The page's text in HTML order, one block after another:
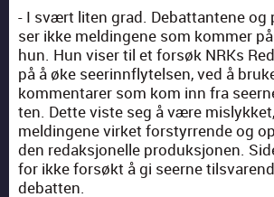
- I svært liten grad. Debat­tan­tene og
ser ikke meldin­gene som kom­mer
hun. Hun vis­er til et forsøk NRKs
på å øke seerin­n­fly­telsen, ved å
kom­mentar­er som kom inn fra
ten. Dette viste seg å være
meldin­gene vir­ket forstyrrende og
den redak­sjonelle pro­duk­sjo­nen.
for ikke forsøkt å gi seerne
debat­ten.